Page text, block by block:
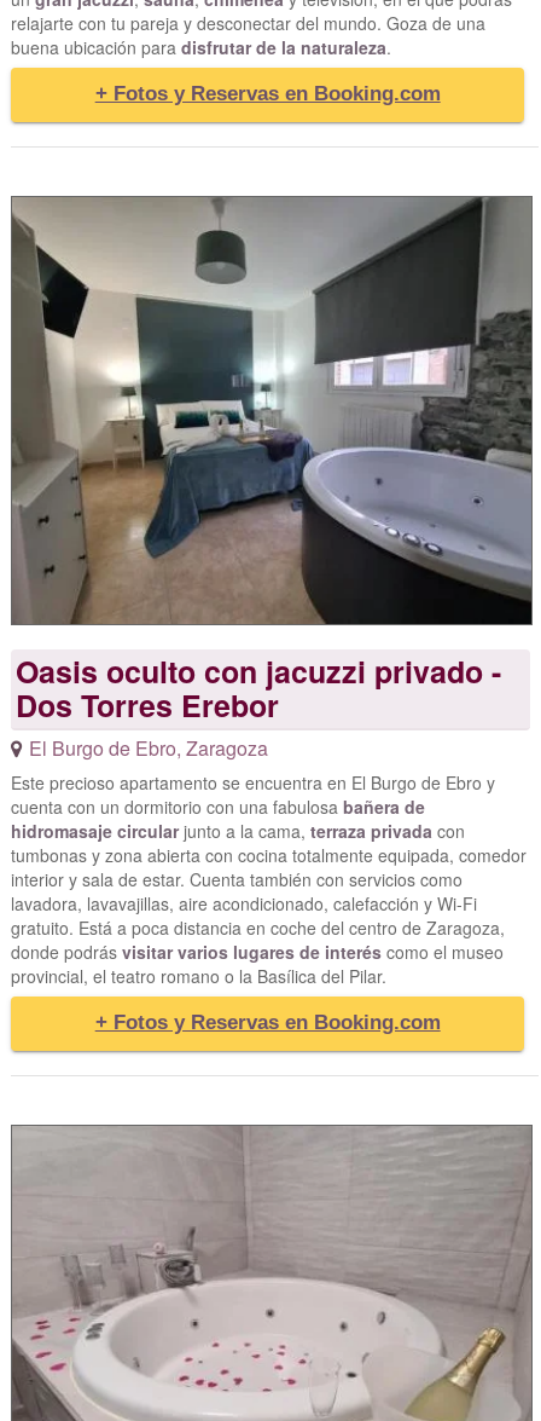
relajarte con tu pareja y desconectar del mundo. Goza de una
buena ubicación para disfrutar de la naturaleza.
+ Fotos y Reservas en Booking.com
Oasis oculto con jacuzzi privado -
Dos Torres Erebor
El Burgo de Ebro, Zaragoza
Este precioso apartamento se encuentra en El Burgo de Ebro y
cuenta con un dormitorio con una fabulosa bañera de
hidromasaje circularjunto a la cama, terraza privada con
tumbonas y zona abierta con cocina totalmente equipada, comedor
interior y sala de estar. Cuenta también con servicios como
lavadora, lavavajillas, aire acondicionado, calefacción y Wi-Fi
gratuito. Está a poca distancia en coche del centro de Zaragoza,
donde podrás visitar varios lugares de interéscomo el museo
provincial, el teatro romano o la Basílica del Pilar.
+ Fotos y Reservas en Booking.com